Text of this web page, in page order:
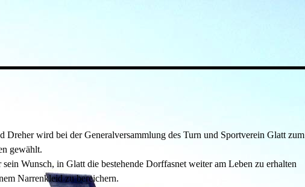
Dreher wird bei der Generalversammlung des Turn und Sportverein Glatt zum
gewählt.
Wunsch, in Glatt die bestehende Dorffasnet weiter am Leben zu erhalten
Narrenkleid zu bereichern.